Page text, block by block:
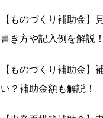
【ものづくり補助金】
書き方や記入例を解説！
【ものづくり補助金】
い？補助金額も解説！